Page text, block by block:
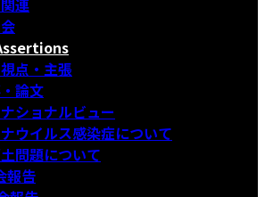
連
点・主張
論文
ショナルビュー
ウイルス感染症について
問題について
報告